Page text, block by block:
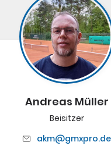
Andreas Müller
Beisitzer
akm@gmxpro.de